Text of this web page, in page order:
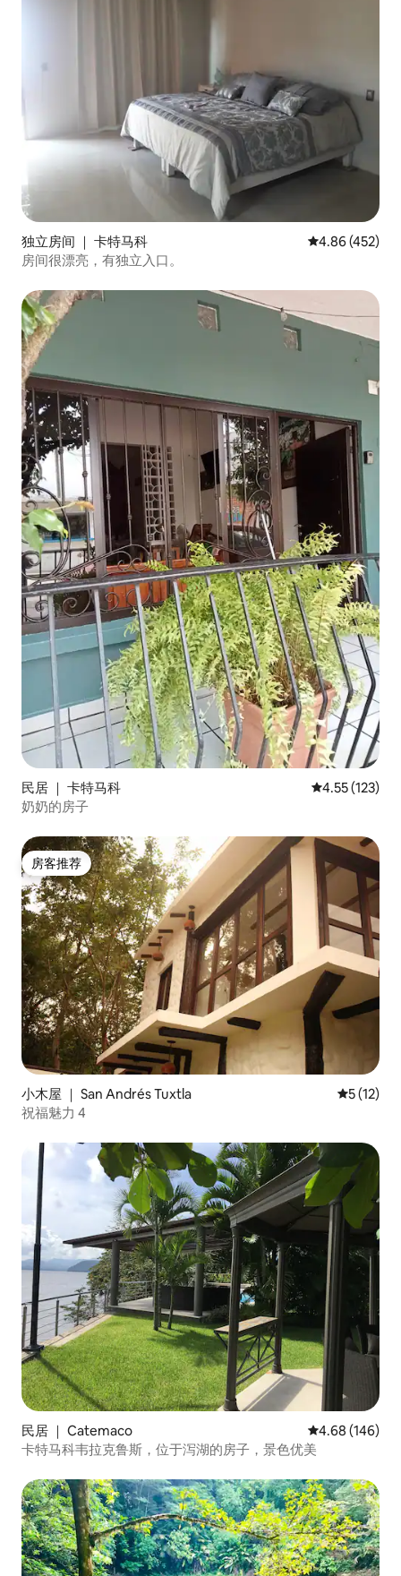
独立房间 ｜ 卡特马科 平均评分 4.86
4.86 (452)
房间很漂亮，有独立入口。
民居 ｜ 卡特马科 平均评分 4.55
4.55 (123)
奶奶的房子
房客推荐
房客推荐
小木屋 ｜ San Andrés Tuxtla 平均评分
5 (12)
祝福魅力 4
民居 ｜ Catemaco 平均评分 4.68
4.68 (146)
卡特马科韦拉克鲁斯，位于泻湖的房子，景色优美